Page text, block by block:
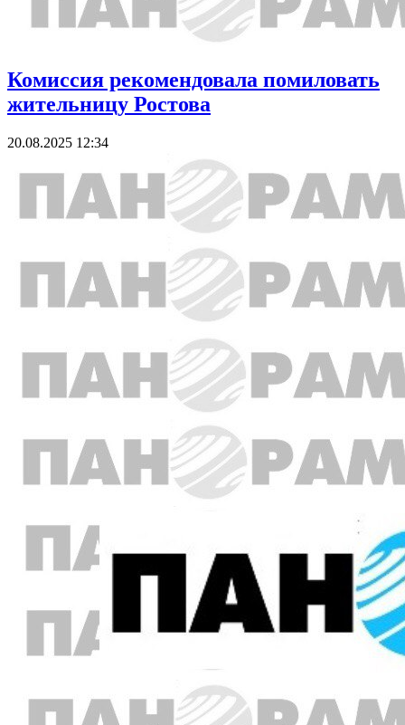
Комиссия рекомендовала помиловать
жительницу Ростова
20.08.2025 12:34